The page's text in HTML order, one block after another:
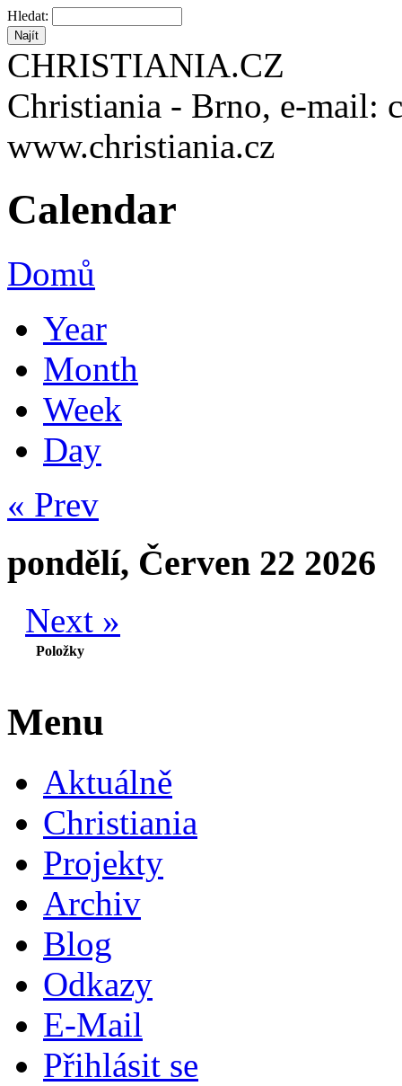
Hledat:
CHRISTIANIA.CZ
Christiania - Brno, e-mail:
www.christiania.cz
Calendar
Domů
Year
Month
Week
Day
« Prev
pondělí, Červen 22 2026
Next »
Položky
Menu
Aktuálně
Christiania
Projekty
Archiv
Blog
Odkazy
E-Mail
Přihlásit se